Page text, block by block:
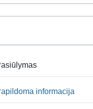
informacija